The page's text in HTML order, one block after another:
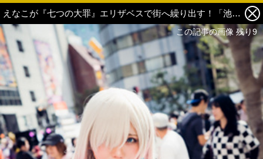
えなこが『七つの大罪』エリザベスで街へ繰り出す！「池ハロ」1日目コスプレ写真レポート 9枚目の写真・画像
この記事の画像 残り9